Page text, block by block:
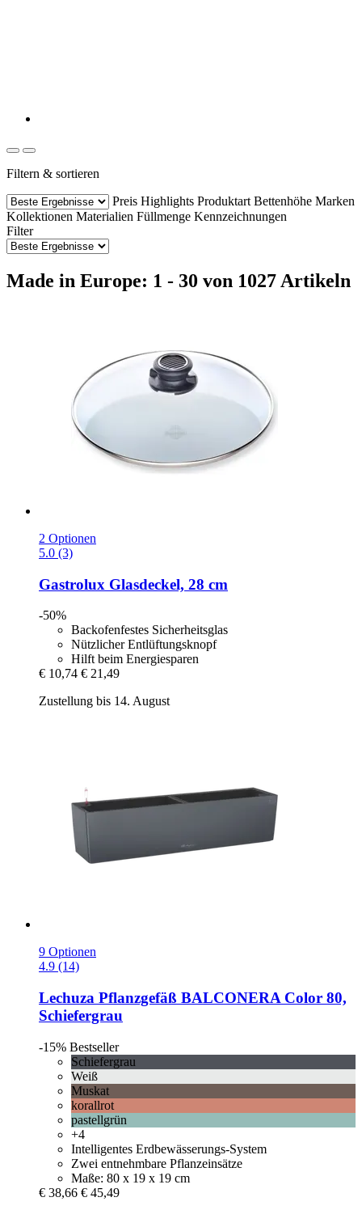
Filtern & sortieren
Preis Highlights Produktart Bettenhöhe Marken
Kollektionen Materialien Füllmenge Kennzeichnungen
Filter
Made in Europe: 1 - 30 von 1027 Artikeln
2 Optionen
5.0 (3)
Gastrolux Glasdeckel, 28 cm
-50%
Backofenfestes Sicherheitsglas
Nützlicher Entlüftungsknopf
Hilft beim Energiesparen
€ 10,74 € 21,49
Zustellung bis 14. August
9 Optionen
4.9 (14)
Lechuza Pflanzgefäß BALCONERA Color 80,
Schiefergrau
-15% Bestseller
Schiefergrau
Weiß
Muskat
korallrot
pastellgrün
+4
Intelligentes Erdbewässerungs-System
Zwei entnehmbare Pflanzeinsätze
Maße: 80 x 19 x 19 cm
€ 38,66 € 45,49